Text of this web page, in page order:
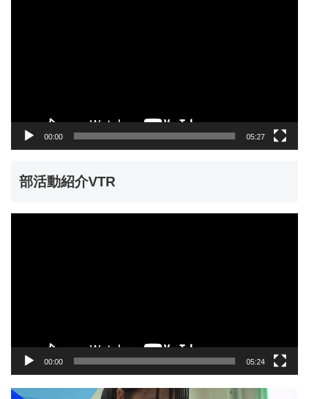
00:00 05:27
部活動紹介VTR
00:00 05:24